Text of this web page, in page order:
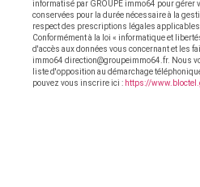
informatisé par GROUPE immo64 pour gérer
conservées pour la durée nécessaire à la
respect des prescriptions légales
Conformément à la loi « informatique et
d'accès aux données vous concernant et les
immo64 direction@groupeimmo64.fr. Nous
liste d'opposition au démarchage
pouvez vous inscrire ici : https://